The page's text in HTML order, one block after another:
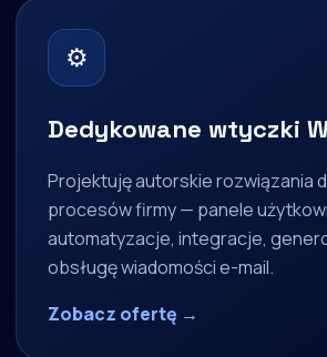
⚙
Dedykowane wtyczki
Projektuję autorskie rozwiązania
procesów firmy — panele
automatyzacje, integracje,
obsługę wiadomości e-mail.
Zobacz ofertę →